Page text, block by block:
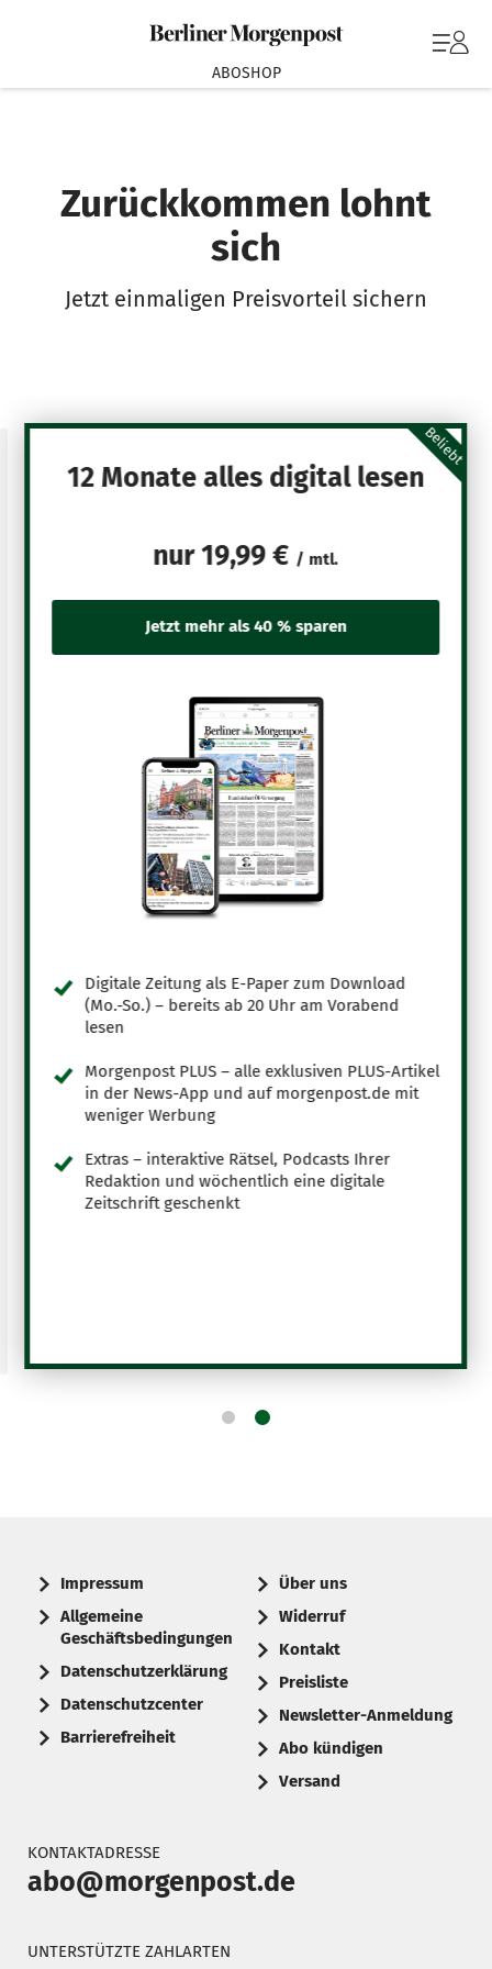
ABOSHOP
Zurückkommen lohnt
sich
Jetzt einmaligen Preisvorteil sichern
Beliebt
12 Monate alles digital lesen
nur19,99 € / mtl.
Digitale Zeitung als E-Paper zum Download
(Mo.-So.) – bereits ab 20 Uhr am Vorabend
lesen
Morgenpost PLUS – alle exklusiven PLUS-Artikel
in der News-App und auf morgenpost.de mit
weniger Werbung
Extras – interaktive Rätsel, Podcasts Ihrer
Redaktion und wöchentlich eine digitale
Zeitschrift geschenkt
Impressum
Allgemeine
Geschäftsbedingungen
Datenschutzerklärung
Datenschutzcenter
Barrierefreiheit
Über uns
Widerruf
Kontakt
Preisliste
Newsletter-Anmeldung
Abo kündigen
Versand
KONTAKTADRESSE
abo@morgenpost.de
UNTERSTÜTZTE ZAHLARTEN